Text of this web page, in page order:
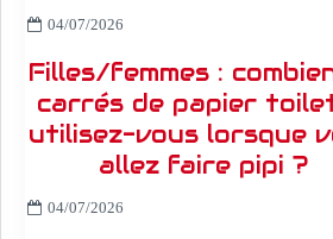
04/07/2026
Filles/femmes :
carrés de papier
utilisez-vous lorsque
allez faire pipi ?
04/07/2026